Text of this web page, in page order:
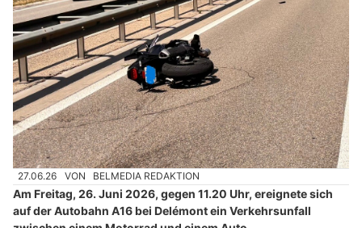
27.06.26 VON BELMEDIA REDAKTION
Am Freitag, 26. Juni 2026, gegen 11.20 Uhr, ereignete sich
auf der Autobahn A16 bei Delémont ein Verkehrsunfall